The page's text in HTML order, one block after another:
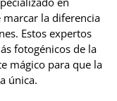
la diferencia
Estos expertos
fotogénicos de la
mágico para que la
única.